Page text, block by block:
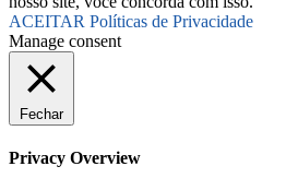
ACEITAR Políticas de Privacidade
Manage consent
Fechar
Privacy Overview